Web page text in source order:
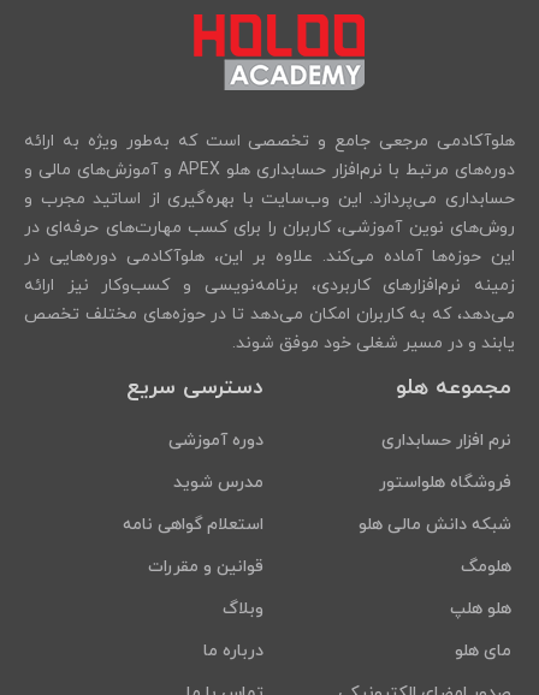
هلوآکادمی مرجعی جامع و تخصصی است که به‌طور ویژه به ارائه
دوره‌های مرتبط با نرم‌افزار حسابداری هلو APEX و آموزش‌های مالی و
حسابداری می‌پردازد. این وب‌سایت با بهره‌گیری از اساتید مجرب و
روش‌های نوین آموزشی، کاربران را برای کسب مهارت‌های حرفه‌ای در
این حوزه‌ها آماده می‌کند. علاوه بر این، هلوآکادمی دوره‌هایی در
زمینه نرم‌افزارهای کاربردی، برنامه‌نویسی و کسب‌وکار نیز ارائه
می‌دهد، که به کاربران امکان می‌دهد تا در حوزه‌های مختلف تخصص
یابند و در مسیر شغلی خود موفق شوند.
مجموعه هلو
نرم افزار حسابداری
فروشگاه هلواستور
شبکه دانش مالی هلو
هلومگ
هلو هلپ
مای هلو
دسترسی سریع
دوره آموزشی
مدرس شوید
استعلام گواهی نامه
قوانین و مقررات
وبلاگ
درباره ما